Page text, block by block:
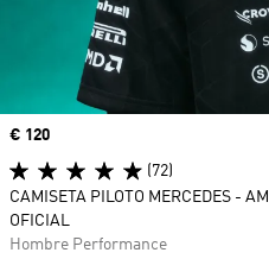
Precio
€ 120
(72)
CAMISETA PILOTO MERCEDES -
OFICIAL
Hombre Performance